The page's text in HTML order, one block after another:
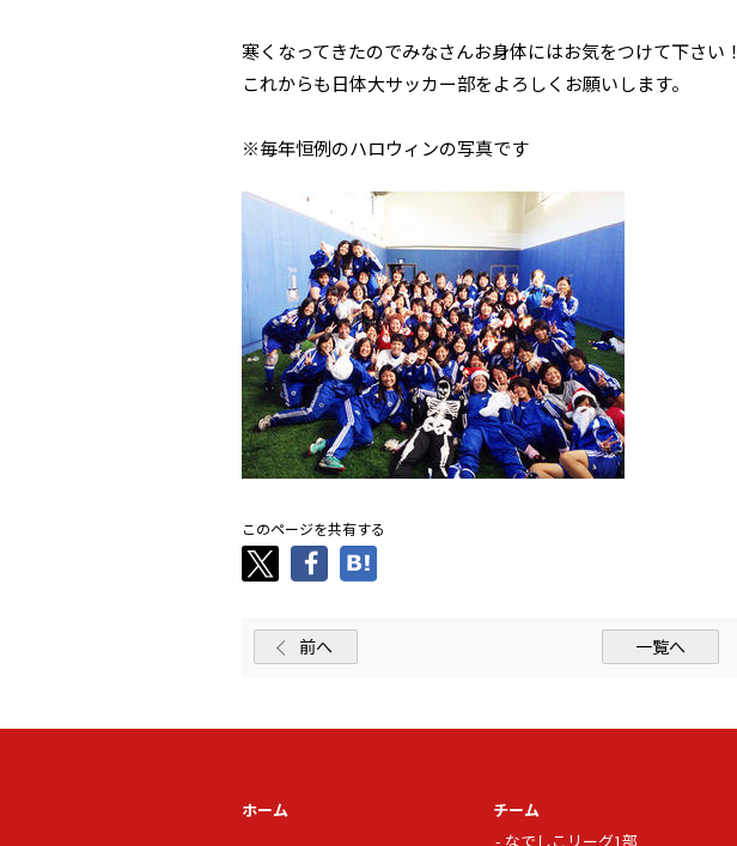
寒くなってきたのでみなさんお身体にはお気をつけて下さい！
これからも日体大サッカー部をよろしくお願いします。
※毎年恒例のハロウィンの写真です
このページを共有する
前へ 一覧へ
ホーム
チーム
なでしこリーグ1部